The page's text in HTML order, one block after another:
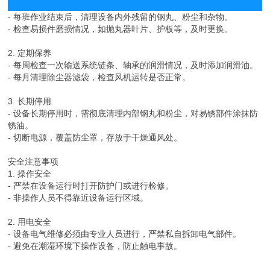
- 每班作业结束后，清理设备内外残留的钢丸、粉尘和杂物。
- 检查易损件磨损情况，如抛丸器叶片、护板等，及时更换。
2. 定期保养
- 每周检查一次输送系统链条、轴承的润滑情况，及时添加润滑油。
- 每月清理除尘器滤袋，检查风机运转是否正常。
3. 长期停用
- 设备长期停用时，需彻底清理内部钢丸和粉尘，对易锈部件涂抹防
锈油。
- 切断电源，覆盖防尘罩，存放于干燥通风处。
安全注意事项
1. 操作安全
- 严禁在设备运行时打开防护门或进行检修。
- 非操作人员不得靠近设备运行区域。
2. 用电安全
- 设备电气维修必须由专业人员进行，严禁私自拆卸电气部件。
- 避免在潮湿环境下操作设备，防止触电事故。